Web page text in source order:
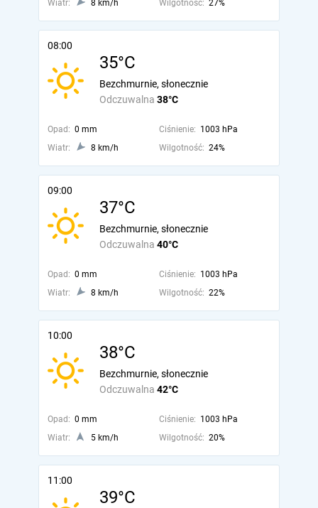
Wiatr: 8 km/h Wilgotność: 27%
08:00
35°C
Odczuwalna 38°C
Bezchmurnie, słonecznie
Opad: 0 mm Ciśnienie: 1003 hPa
Wiatr:
8 km/h Wilgotność: 24%
09:00
37°C
Odczuwalna 40°C
Bezchmurnie, słonecznie
Opad: 0 mm Ciśnienie: 1003 hPa
Wiatr:
8 km/h Wilgotność: 22%
10:00
38°C
Odczuwalna 42°C
Bezchmurnie, słonecznie
Opad: 0 mm Ciśnienie: 1003 hPa
Wiatr:
5 km/h Wilgotność: 20%
11:00
39°C